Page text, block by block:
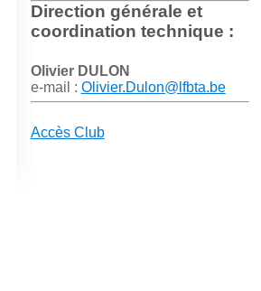
Direction générale et
coordination technique :
Olivier DULON
e-mail : Olivier.Dulon@lfbta.be
Accès Club